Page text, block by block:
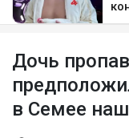
Дочь
в Семее